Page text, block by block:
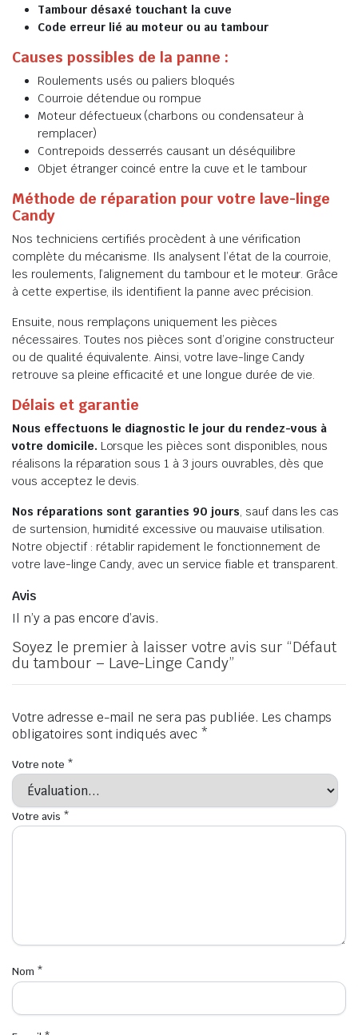
Tambour désaxé touchant la cuve
Code erreur lié au moteur ou au tambour
Causes possibles de la panne :
Roulements usés ou paliers bloqués
Courroie détendue ou rompue
Moteur défectueux (charbons ou condensateur à
remplacer)
Contrepoids desserrés causant un déséquilibre
Objet étranger coincé entre la cuve et le tambour
Méthode de réparation pour votre lave-linge
Candy
Nos techniciens certifiés procèdent à une vérification
complète du mécanisme. Ils analysent l’état de la courroie,
les roulements, l’alignement du tambour et le moteur. Grâce
à cette expertise, ils identifient la panne avec précision.
Ensuite, nous remplaçons uniquement les pièces
nécessaires. Toutes nos pièces sont d’origine constructeur
ou de qualité équivalente. Ainsi, votre lave-linge Candy
retrouve sa pleine efficacité et une longue durée de vie.
Délais et garantie
Nous effectuons le diagnostic le jour du rendez-vous à
votre domicile. Lorsque les pièces sont disponibles, nous
réalisons la réparation sous 1 à 3 jours ouvrables, dès que
vous acceptez le devis.
Nos réparations sont garanties 90 jours, sauf dans les cas
de surtension, humidité excessive ou mauvaise utilisation.
Notre objectif : rétablir rapidement le fonctionnement de
votre lave-linge Candy, avec un service fiable et transparent.
Avis
Il n’y a pas encore d’avis.
Soyez le premier à laisser votre avis sur “Défaut
du tambour – Lave-Linge Candy”
Votre adresse e-mail ne sera pas publiée. Les champs
obligatoires sont indiqués avec *
Votre note *
Votre avis *
Nom *